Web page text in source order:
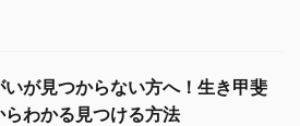
いが見つからない方へ！生き甲斐
らわかる見つける方法